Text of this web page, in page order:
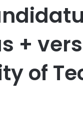
+
of